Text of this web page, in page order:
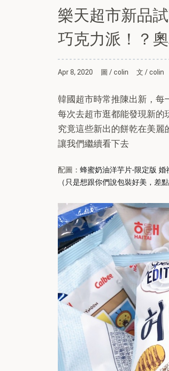
樂天超市新品
巧克力派！？奧
Apr 8, 2020 圖 / colin 文 / colin
韓國超市時常推陳出新，每
每次去超市逛都能發現新的
究竟這些新出的餅乾在美麗
讓我們繼續看下去
配圖： 蜂蜜奶油洋芋片-限定版 婚
（ 只是想跟你們說包裝好美，差